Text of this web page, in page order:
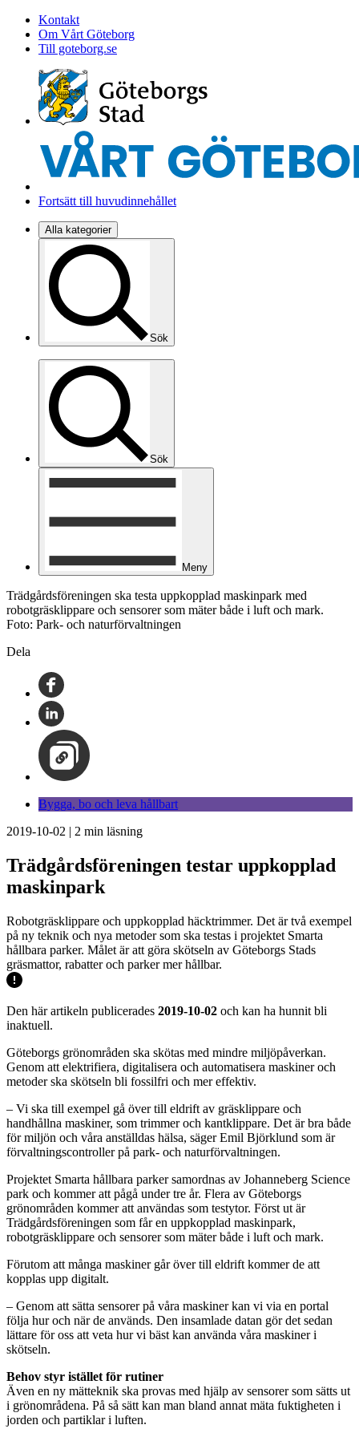
Kontakt
Om Vårt Göteborg
Till goteborg.se
Fortsätt till huvudinnehållet
Alla kategorier
Sök
Sök
Meny
Trädgårdsföreningen ska testa uppkopplad maskinpark med
robotgräsklippare och sensorer som mäter både i luft och mark.
Foto: Park- och naturförvaltningen
Dela
Bygga, bo och leva hållbart
2019-10-02 | 2 min läsning
Trädgårdsföreningen testar uppkopplad
maskinpark
Robotgräsklippare och uppkopplad häcktrimmer. Det är två exempel
på ny teknik och nya metoder som ska testas i projektet Smarta
hållbara parker. Målet är att göra skötseln av Göteborgs Stads
gräsmattor, rabatter och parker mer hållbar.
Den här artikeln publicerades 2019-10-02 och kan ha hunnit bli
inaktuell.
Göteborgs grönområden ska skötas med mindre miljöpåverkan.
Genom att elektrifiera, digitalisera och automatisera maskiner och
metoder ska skötseln bli fossilfri och mer effektiv.
– Vi ska till exempel gå över till eldrift av gräsklippare och
handhållna maskiner, som trimmer och kantklippare. Det är bra både
för miljön och våra anställdas hälsa, säger Emil Björklund som är
förvaltningscontroller på park- och naturförvaltningen.
Projektet Smarta hållbara parker samordnas av Johanneberg Science
park och kommer att pågå under tre år. Flera av Göteborgs
grönområden kommer att användas som testytor. Först ut är
Trädgårdsföreningen som får en uppkopplad maskinpark,
robotgräsklippare och sensorer som mäter både i luft och mark.
Förutom att många maskiner går över till eldrift kommer de att
kopplas upp digitalt.
– Genom att sätta sensorer på våra maskiner kan vi via en portal
följa hur och när de används. Den insamlade datan gör det sedan
lättare för oss att veta hur vi bäst kan använda våra maskiner i
skötseln.
Behov styr istället för rutiner
Även en ny mätteknik ska provas med hjälp av sensorer som sätts ut
i grönområdena. På så sätt kan man bland annat mäta fuktigheten i
jorden och partiklar i luften.